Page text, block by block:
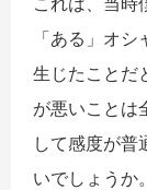
「ある」オ
生じたことだ
が悪いことは
して感度が普
いでしょうか